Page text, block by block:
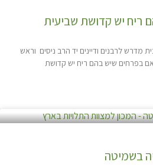
ריח יש קדושת שביעית
מדרש לרבנים ודיינים יד הרב ניסים וראש
בפרחים שיש בהם ריח יש קדושת
בשמיטה